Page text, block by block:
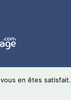
en êtes satisfait.